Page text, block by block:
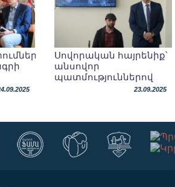
Սովորական հայրենիք՝
անսովոր
պատմություններով
23.09.2025